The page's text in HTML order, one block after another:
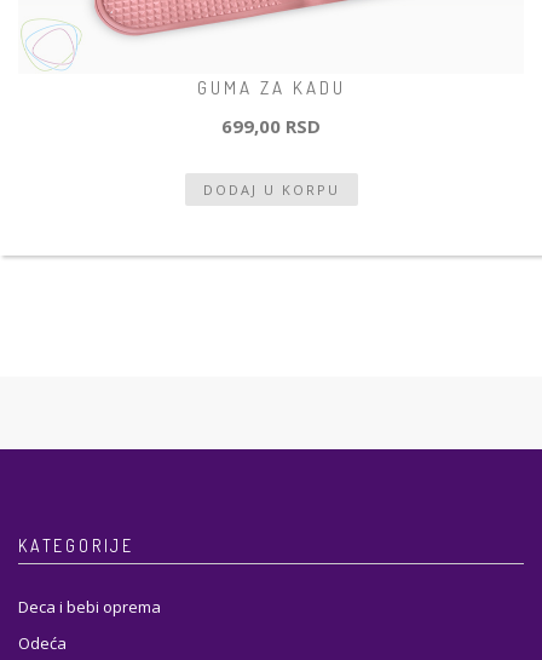
GUMA ZA KADU
699,00 RSD
KATEGORIJE
Deca i bebi oprema
Odeća